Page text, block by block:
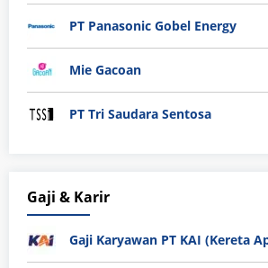
PT Panasonic Gobel Energy
Mie Gacoan
PT Tri Saudara Sentosa
Gaji & Karir